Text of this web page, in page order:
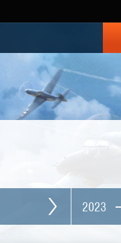
2023